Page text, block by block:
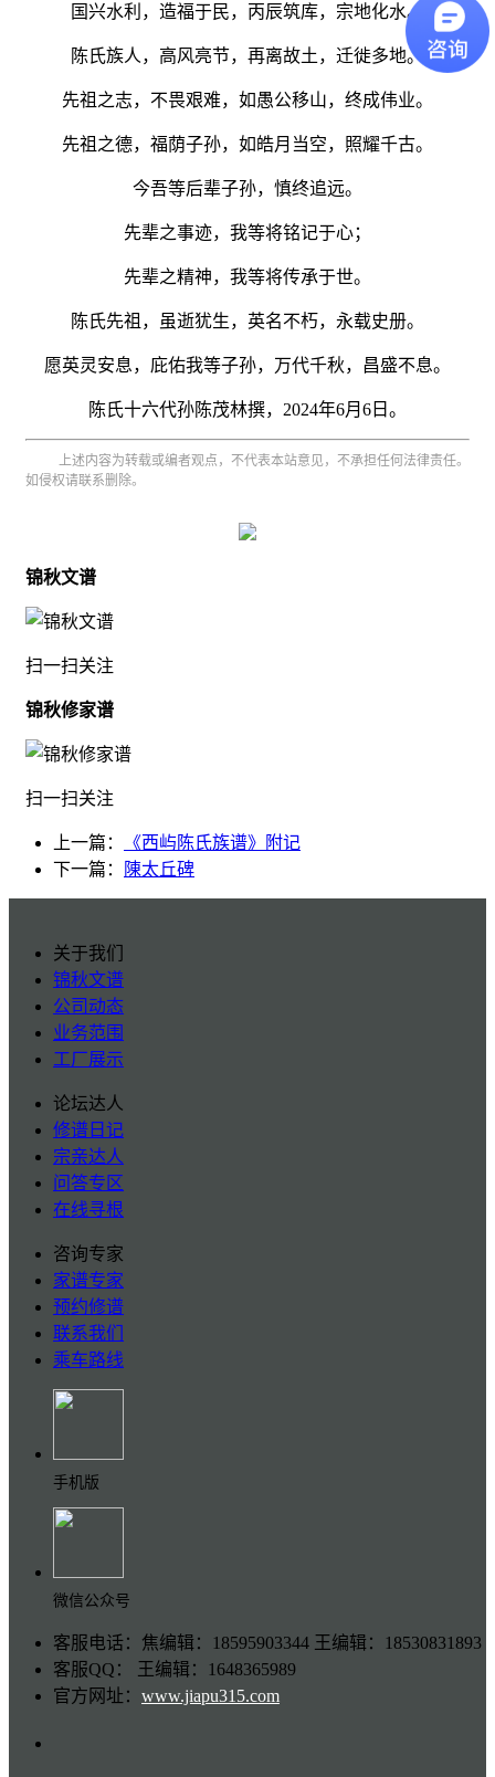
国兴水利，造福于民，丙辰筑库，宗地化水。
陈氏族人，高风亮节，再离故土，迁徙多地。
先祖之志，不畏艰难，如愚公移山，终成伟业。
先祖之德，福荫子孙，如皓月当空，照耀千古。
今吾等后辈子孙，慎终追远。
先辈之事迹，我等将铭记于心；
先辈之精神，我等将传承于世。
陈氏先祖，虽逝犹生，英名不朽，永载史册。
愿英灵安息，庇佑我等子孙，万代千秋，昌盛不息。
陈氏十六代孙陈茂林撰，2024年6月6日。
上述内容为转载或编者观点，不代表本站意见，不承担任何法律责任。
如侵权请联系删除。
锦秋文谱
扫一扫关注
锦秋修家谱
扫一扫关注
上一篇：
《西屿陈氏族谱》附记
下一篇：
陳太丘碑
关于我们
锦秋文谱
公司动态
业务范围
工厂展示
论坛达人
修谱日记
宗亲达人
问答专区
在线寻根
咨询专家
家谱专家
预约修谱
联系我们
乘车路线
手机版
微信公众号
客服电话：焦编辑：18595903344 王编辑：18530831893
客服QQ： 王编辑：1648365989
官方网址： www.jiapu315.com